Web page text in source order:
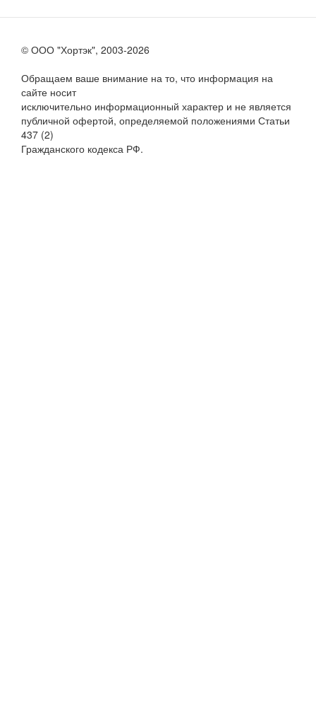
© ООО "Хортэк", 2003-2026
Обращаем ваше внимание на то, что информация на
сайте носит
исключительно информационный характер и не является
публичной офертой, определяемой положениями Статьи
437 (2)
Гражданского кодекса РФ.